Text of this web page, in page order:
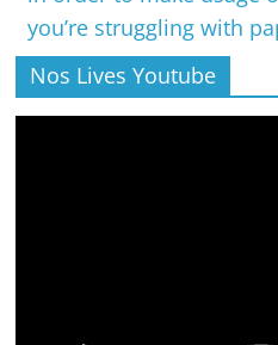
you’re struggling with
Nos Lives Youtube